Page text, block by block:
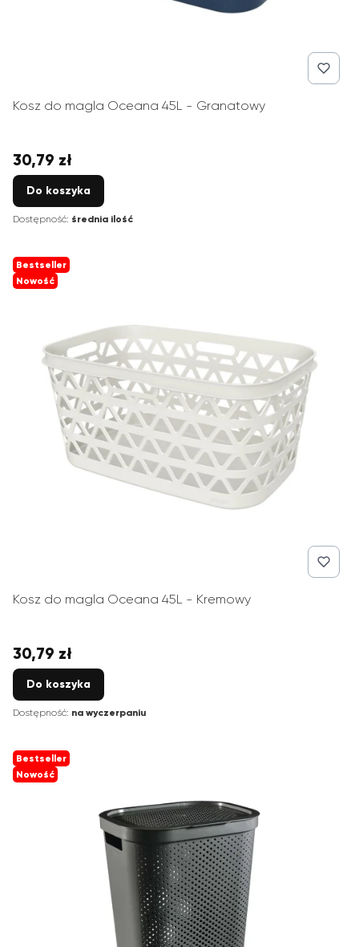
Kosz do magla Oceana 45L - Granatowy
Cena
30,79 zł
Do koszyka
Dostępność: średnia ilość
Bestseller
Nowość
Kosz do magla Oceana 45L - Kremowy
Cena
30,79 zł
Do koszyka
Dostępność: na wyczerpaniu
Bestseller
Nowość